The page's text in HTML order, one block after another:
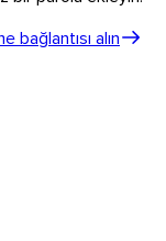
bağlantısı alın